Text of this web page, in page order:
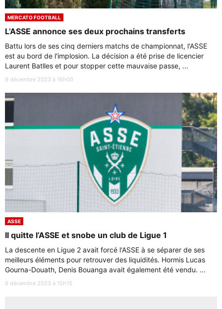
MERCATO FOOTBALL
L’ASSE annonce ses deux prochains transferts
Battu lors de ses cinq derniers matchs de championnat, l'ASSE
est au bord de l'implosion. La décision a été prise de licencier
Laurent Batlles et pour stopper cette mauvaise passe, ...
9 décembre 2023 à 16h00
ASSE
Il quitte l’ASSE et snobe un club de Ligue 1
La descente en Ligue 2 avait forcé l'ASSE à se séparer de ses
meilleurs éléments pour retrouver des liquidités. Hormis Lucas
Gourna-Douath, Denis Bouanga avait également été vendu. ...
9 décembre 2023 à 15h15